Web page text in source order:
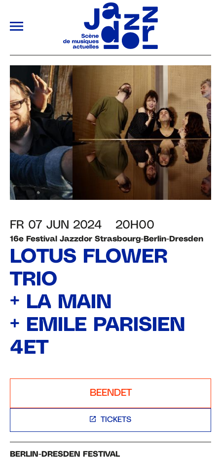
ALLER AU CONTENU PRINCIPAL
FR 07 JUN 2024 20H00
16e Festival Jazzdor Strasbourg-Berlin-Dresden
LOTUS FLOWER
TRIO
+ LA MAIN
+ EMILE PARISIEN
4ET
BEENDET
TICKETS
BERLIN-DRESDEN FESTIVAL